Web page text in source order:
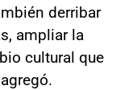
derribar
ampliar la
cultural que